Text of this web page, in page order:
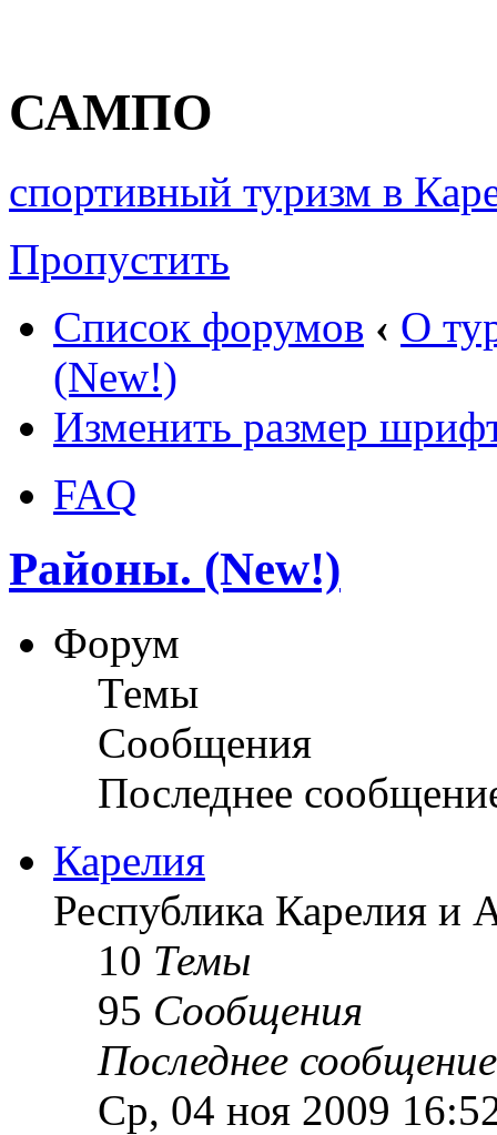
САМПО
спортивный туризм в
Пропустить
Список форумов ‹ О
(New!)
Изменить размер
FAQ
Районы. (New!)
Форум
Темы
Сообщения
Последнее
Карелия
Республика Карелия и
10 Темы
95 Сообщения
Последнее сообщение
Ср, 04 ноя 2009